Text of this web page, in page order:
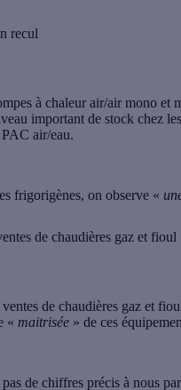
recul
à chaleur air/air mono et
important de stock chez
air/eau.
frigorigènes, on observe «
de chaudières gaz et fioul
de chaudières gaz et
« maitrisée » de ces
de chiffres précis à nous